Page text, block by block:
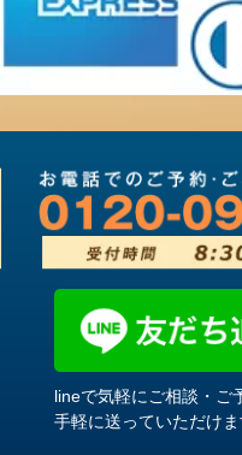
lineで気軽にご相談・ご
手軽に送っていただけま